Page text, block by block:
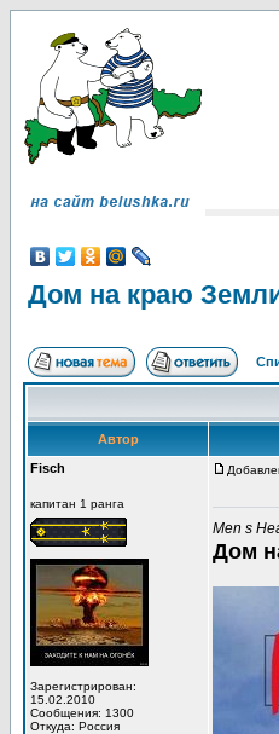
Дом на краю
Автор
Fisch
капитан 1 ранга
Зарегистрирован:
15.02.2010
Сообщения: 1300
Откуда: Россия
Men s
Дом